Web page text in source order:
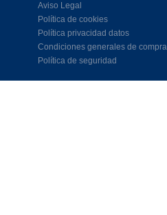
Aviso Legal
Política de cookies
Política privacidad datos
Condiciones generales de compra
Política de seguridad